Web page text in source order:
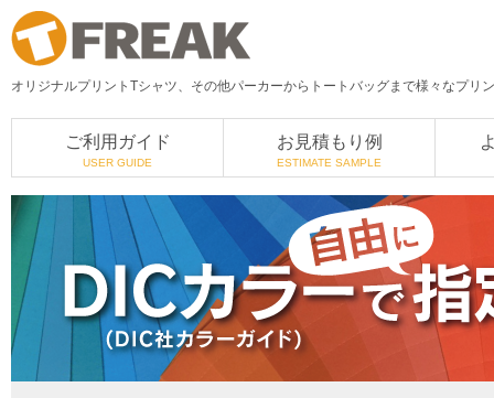
オリジナルプリントTシャツ、その他パーカーからトートバッグまで様々なプリ
ご利用ガイド
USER GUIDE
お見積もり例
ESTIMATE SAMPLE